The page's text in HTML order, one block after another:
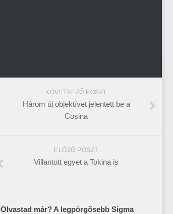
KÖVETKEZŐ POSZT
Három új objektívet jelentett be a
Cosina
ELŐZŐ POSZT
Villantott egyet a Tokina is
Olvastad már? A legpörgősebb Sigma